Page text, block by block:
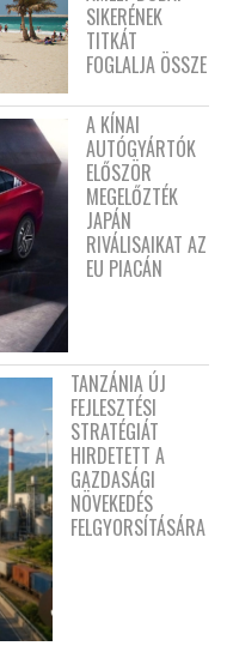
SIKERÉNEK
TITKÁT
FOGLALJA ÖSSZE
A KÍNAI
AUTÓGYÁRTÓK
ELŐSZÖR
MEGELŐZTÉK
JAPÁN
RIVÁLISAIKAT AZ
EU PIACÁN
TANZÁNIA ÚJ
FEJLESZTÉSI
STRATÉGIÁT
HIRDETETT A
GAZDASÁGI
NÖVEKEDÉS
FELGYORSÍTÁSÁRA